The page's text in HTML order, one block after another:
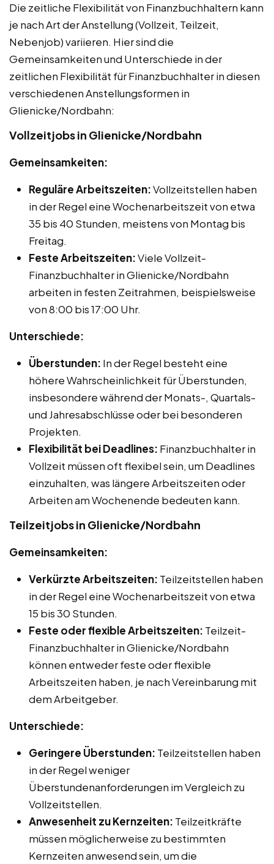
Die zeitliche Flexibilität von Finanzbuchhaltern kann
je nach Art der Anstellung (Vollzeit, Teilzeit,
Nebenjob) variieren. Hier sind die
Gemeinsamkeiten und Unterschiede in der
zeitlichen Flexibilität für Finanzbuchhalter in diesen
verschiedenen Anstellungsformen in
Glienicke/Nordbahn:
Vollzeitjobs in Glienicke/Nordbahn
Gemeinsamkeiten:
Reguläre Arbeitszeiten:Vollzeitstellen haben
in der Regel eine Wochenarbeitszeit von etwa
35 bis 40 Stunden, meistens von Montag bis
Freitag.
Feste Arbeitszeiten:Viele Vollzeit-
Finanzbuchhalter in Glienicke/Nordbahn
arbeiten in festen Zeitrahmen, beispielsweise
von 8:00 bis 17:00 Uhr.
Unterschiede:
Überstunden: In der Regel besteht eine
höhere Wahrscheinlichkeit für Überstunden,
insbesondere während der Monats-, Quartals-
und Jahresabschlüsse oder bei besonderen
Projekten.
Flexibilität bei Deadlines: Finanzbuchhalter in
Vollzeit müssen oft flexibel sein, um Deadlines
einzuhalten, was längere Arbeitszeiten oder
Arbeiten am Wochenende bedeuten kann.
Teilzeitjobs in Glienicke/Nordbahn
Gemeinsamkeiten:
Verkürzte Arbeitszeiten: Teilzeitstellen haben
in der Regel eine Wochenarbeitszeit von etwa
15 bis 30 Stunden.
Feste oder flexible Arbeitszeiten: Teilzeit-
Finanzbuchhalter in Glienicke/Nordbahn
können entweder feste oder flexible
Arbeitszeiten haben, je nach Vereinbarung mit
dem Arbeitgeber.
Unterschiede:
Geringere Überstunden: Teilzeitstellen haben
in der Regel weniger
Überstundenanforderungen im Vergleich zu
Vollzeitstellen.
Anwesenheit zu Kernzeiten: Teilzeitkräfte
müssen möglicherweise zu bestimmten
Kernzeiten anwesend sein, um die